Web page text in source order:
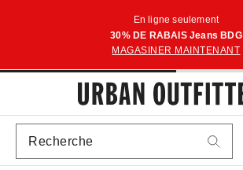
En ligne seulement
30% DE RABAIS Jeans BDG
MAGASINER MAINTENANT